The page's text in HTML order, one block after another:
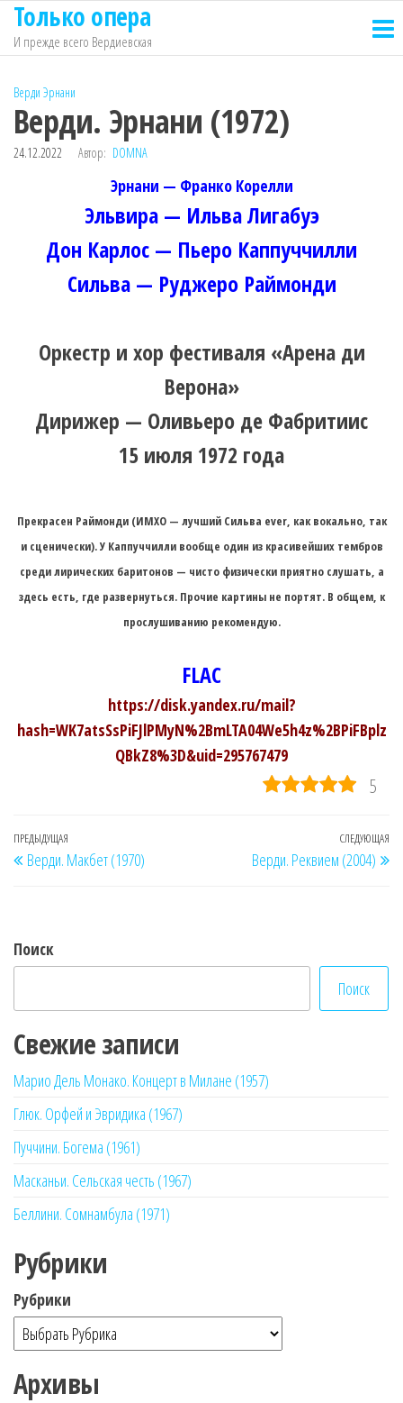
Перейти
содержимому
Только опера
И прежде всего Вердиевская
Верди Эрнани
Верди. Эрнани (1972)
24.12.2022 Автор: DOMNA
Эрнани — Франко Корелли
Эльвира — Ильва Лигабуэ
Дон Карлос — Пьеро Каппуччилли
Сильва — Руджеро Раймонди
Оркестр и хор фестиваля «Арена ди
Верона»
Дирижер — Оливьеро де Фабритиис
15 июля 1972 года
Прекрасен Раймонди (ИМХО — лучший Сильва ever, как вокально, так
и сценически). У Каппуччилли вообще один из красивейших тембров
среди лирических баритонов — чисто физически приятно слушать, а
здесь есть, где развернуться. Прочие картины не портят. В общем, к
прослушиванию рекомендую.
FLAC
https://disk.yandex.ru/mail?
hash=WK7atsSsPiFJlPMyN%2BmLTA04We5h4z%2BPiFBplz
QBkZ8%3D&uid=295767479
5
Навигация
по
Предыдущая
запись
ПРЕДЫДУЩАЯ
Верди. Макбет (1970)
СЛЕДУЮЩАЯ
Верди. Реквием (2004)
Поиск
Поиск
Свежие записи
Марио Дель Монако. Концерт в Милане (1957)
Глюк. Орфей и Эвридика (1967)
Пуччини. Богема (1961)
Масканьи. Сельская честь (1967)
Беллини. Сомнамбула (1971)
Рубрики
Рубрики
Архивы